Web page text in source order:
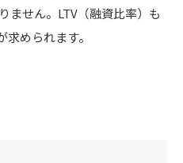
ません。LTV（融資比率）も
められます。